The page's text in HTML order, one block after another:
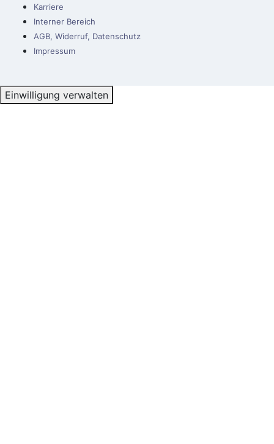
Karriere
Interner Bereich
AGB, Widerruf, Datenschutz
Impressum
Einwilligung verwalten